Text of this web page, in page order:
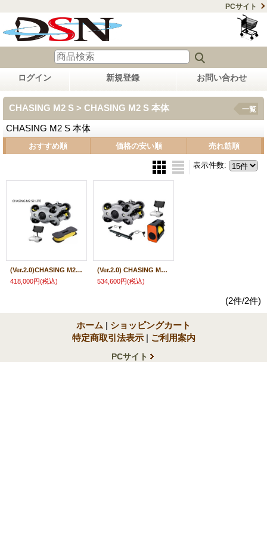
PCサイト
ログイン 新規登録 お問い合わせ
CHASING M2 S > CHASING M2 S 本体
CHASING M2 S 本体
一覧
おすすめ順 価格の安い順 売れ筋順
表示件数:
(Ver.2.0)CHASING M2 S LITE 【M2 S本体/送信機/100ｍテザー】【24941】
418,000円(税込)
(Ver.2.0) CHASING M2 S Standard Set【M2 S本体・送信機・ライト・リール・200ｍテザー】【24454】
534,600円(税込)
(2件/2件)
ホーム | ショッピングカート
特定商取引法表示 | ご利用案内
PCサイト